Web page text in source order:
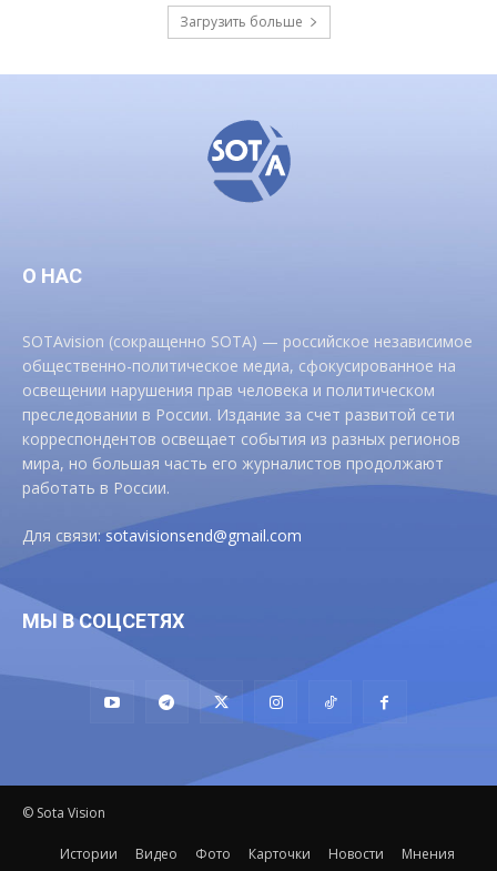
Загрузить больше
О НАС
SOTAvision (сокращенно SOTA) — российское независимое
общественно-политическое медиа, сфокусированное на
освещении нарушения прав человека и политическом
преследовании в России. Издание за счет развитой сети
корреспондентов освещает события из разных регионов
мира, но большая часть его журналистов продолжают
работать в России.
Для связи:sotavisionsend@gmail.com
МЫ В СОЦСЕТЯХ
© Sota Vision
Истории Видео Фото Карточки Новости Мнения